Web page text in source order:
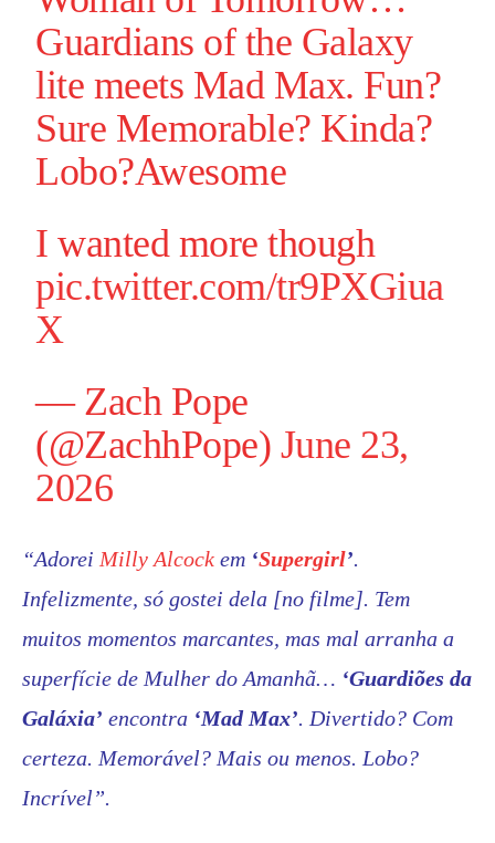
Guardians of the Galaxy
lite meets Mad Max. Fun?
Sure Memorable? Kinda?
Lobo?Awesome
I wanted more though
pic.twitter.com/tr9PXGiua
X
— Zach Pope
(@ZachhPope) June 23,
2026
“Adorei Milly Alcock em ‘Supergirl’.
Infelizmente, só gostei dela [no filme]. Tem
muitos momentos marcantes, mas mal arranha a
superfície de Mulher do Amanhã… ‘Guardiões da
Galáxia’ encontra ‘Mad Max’. Divertido? Com ​​
certeza. Memorável? Mais ou menos. Lobo?
Incrível”.